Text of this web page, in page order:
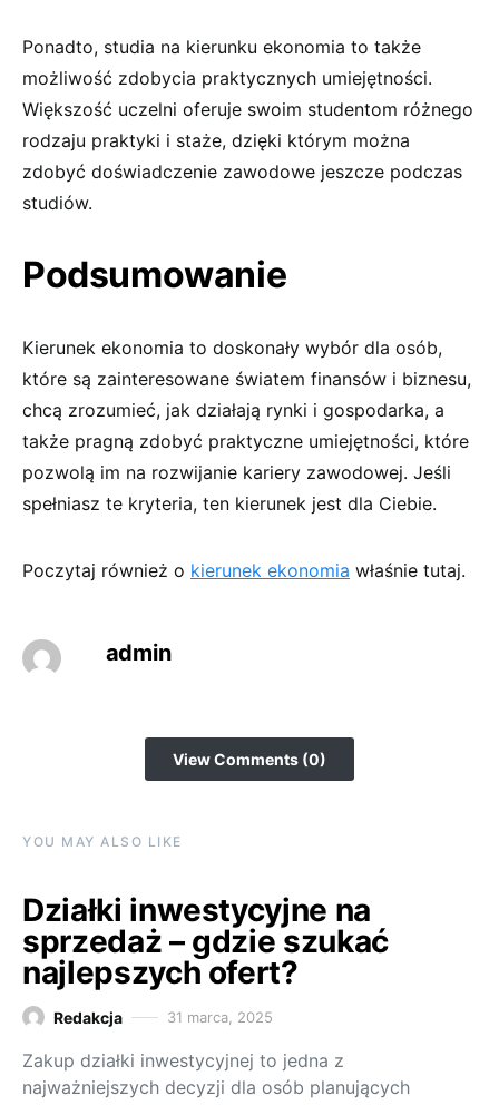
Ponadto, studia na kierunku ekonomia to także
możliwość zdobycia praktycznych umiejętności.
Większość uczelni oferuje swoim studentom różnego
rodzaju praktyki i staże, dzięki którym można
zdobyć doświadczenie zawodowe jeszcze podczas
studiów.
Podsumowanie
Kierunek ekonomia to doskonały wybór dla osób,
które są zainteresowane światem finansów i biznesu,
chcą zrozumieć, jak działają rynki i gospodarka, a
także pragną zdobyć praktyczne umiejętności, które
pozwolą im na rozwijanie kariery zawodowej. Jeśli
spełniasz te kryteria, ten kierunek jest dla Ciebie.
Poczytaj również o kierunek ekonomia właśnie tutaj.
admin
View Comments (0)
YOU MAY ALSO LIKE
Działki inwestycyjne na
sprzedaż – gdzie szukać
najlepszych ofert?
Redakcja 31 marca, 2025
Zakup działki inwestycyjnej to jedna z
najważniejszych decyzji dla osób planujących